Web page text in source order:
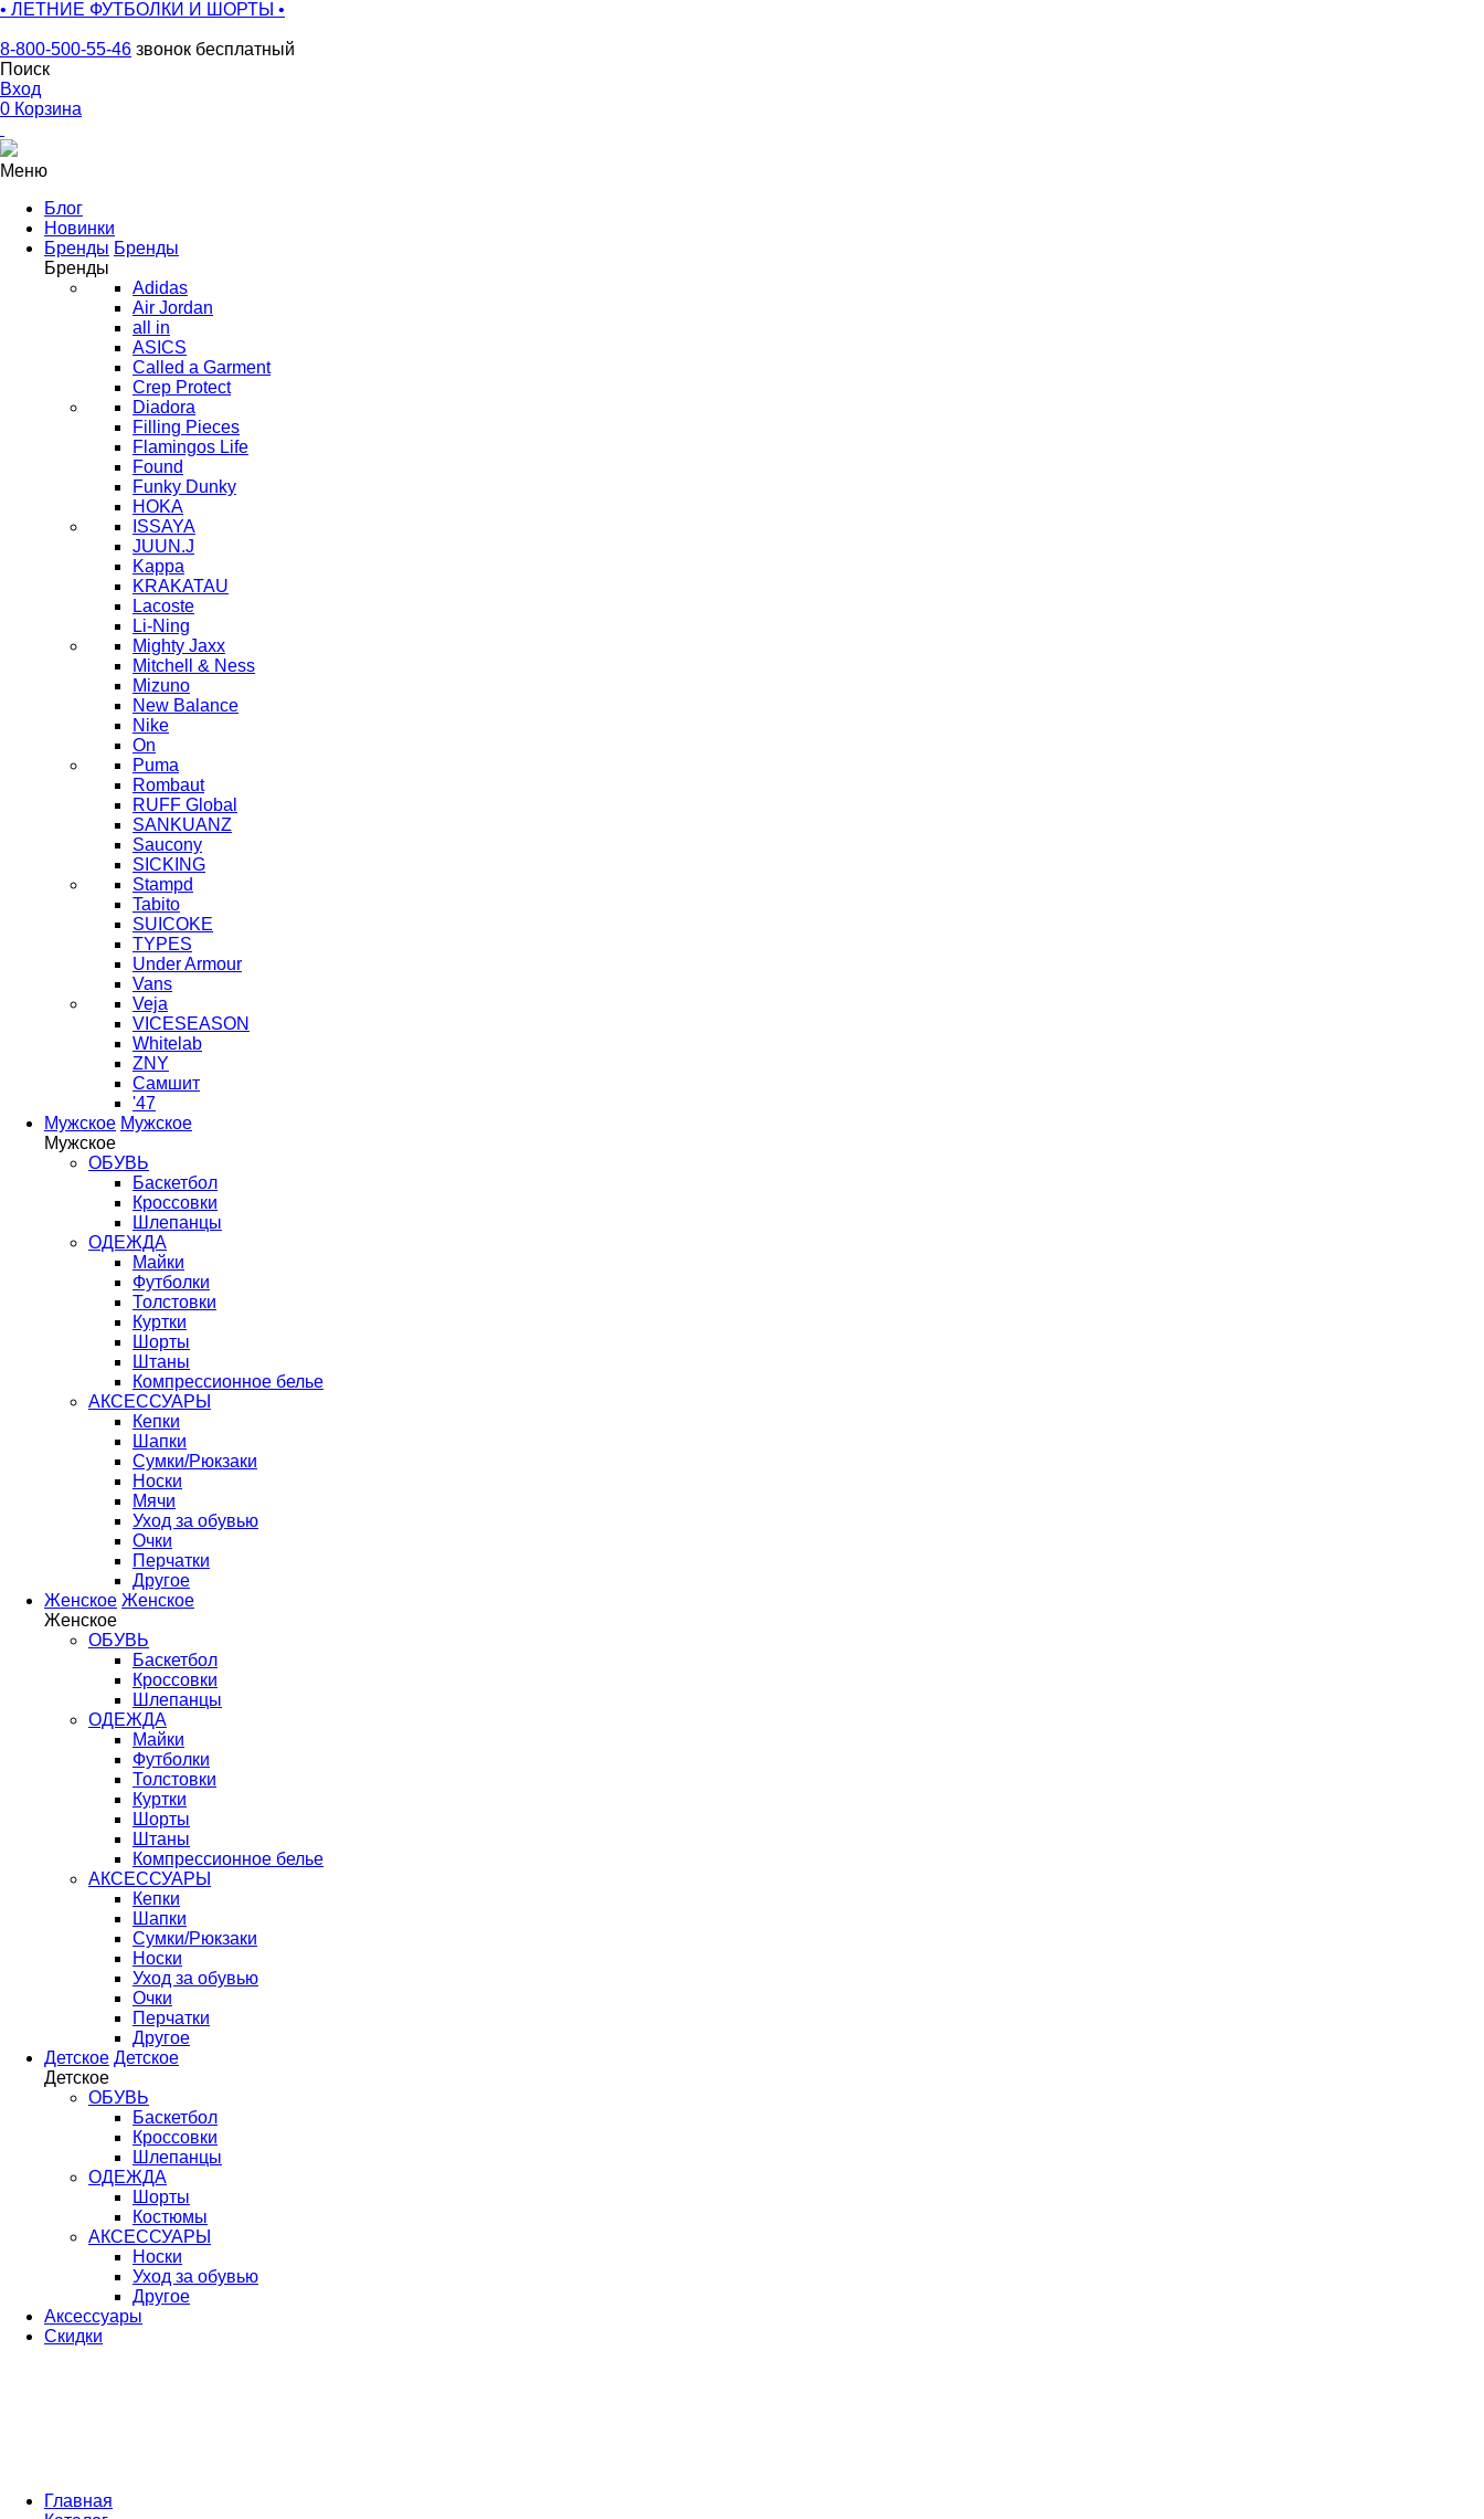
• ЛЕТНИЕ ФУТБОЛКИ И ШОРТЫ •
8-800-500-55-46 звонок бесплатный
Поиск
Вход
0 Корзина
Меню
Блог
Новинки
Бренды Бренды
Бренды
Adidas
Air Jordan
all in
ASICS
Called a Garment
Crep Protect
Diadora
Filling Pieces
Flamingos Life
Found
Funky Dunky
HOKA
ISSAYA
JUUN.J
Kappa
KRAKATAU
Lacoste
Li-Ning
Mighty Jaxx
Mitchell & Ness
Mizuno
New Balance
Nike
On
Puma
Rombaut
RUFF Global
SANKUANZ
Saucony
SICKING
Stampd
Tabito
SUICOKE
TYPES
Under Armour
Vans
Veja
VICESEASON
Whitelab
ZNY
Самшит
'47
Мужское Мужское
Мужское
ОБУВЬ
Баскетбол
Кроссовки
Шлепанцы
ОДЕЖДА
Майки
Футболки
Толстовки
Куртки
Шорты
Штаны
Компрессионное белье
АКСЕССУАРЫ
Кепки
Шапки
Сумки/Рюкзаки
Носки
Мячи
Уход за обувью
Очки
Перчатки
Другое
Женское Женское
Женское
ОБУВЬ
Баскетбол
Кроссовки
Шлепанцы
ОДЕЖДА
Майки
Футболки
Толстовки
Куртки
Шорты
Штаны
Компрессионное белье
АКСЕССУАРЫ
Кепки
Шапки
Сумки/Рюкзаки
Носки
Уход за обувью
Очки
Перчатки
Другое
Детское Детское
Детское
ОБУВЬ
Баскетбол
Кроссовки
Шлепанцы
ОДЕЖДА
Шорты
Костюмы
АКСЕССУАРЫ
Носки
Уход за обувью
Другое
Аксессуары
Скидки
Главная